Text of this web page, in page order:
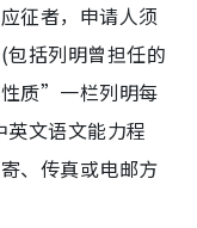
征者，申请人须
括列明曾担任的
质”一栏列明每
文语文能力程
、传真或电邮方